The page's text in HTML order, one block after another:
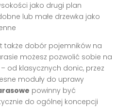
jako drugi plan
lub małe drzewka jako
także dobór pojemników na
możesz pozwolić sobie na
od klasycznych donic, przez
moduły do uprawy
powinny być
do ogólnej koncepcji